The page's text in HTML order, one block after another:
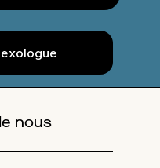
nous